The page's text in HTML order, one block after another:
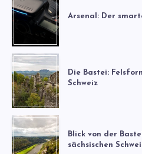
Arsenal: Der
Die Bastei:
Schweiz
Blick von der
sächsischen